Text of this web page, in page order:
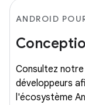
ANDROID
Consultez
développeurs
l'écosystème